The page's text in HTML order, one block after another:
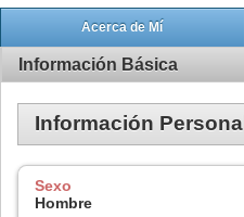
Acerca de Mí
Información Básica
Información Personal
Sexo
Hombre